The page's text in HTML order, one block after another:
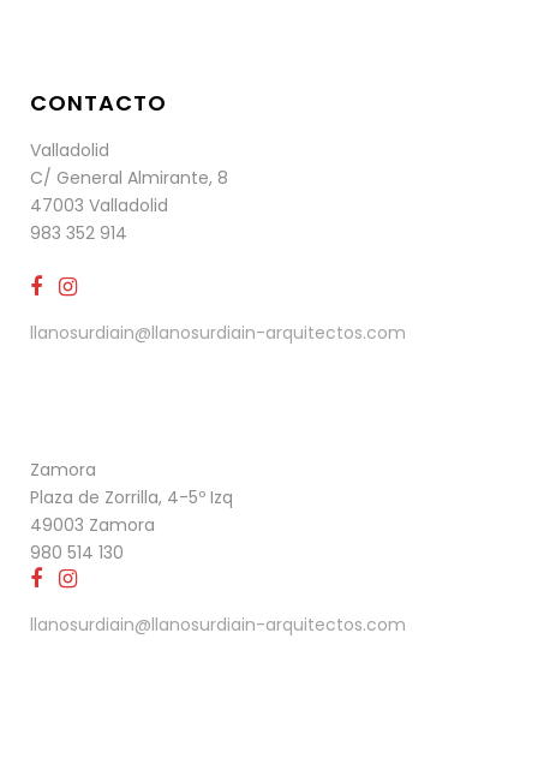
CONTACTO
Valladolid
C/ General Almirante, 8
47003 Valladolid
983 352 914
llanosurdiain@llanosurdiain-arquitectos.com
Zamora
Plaza de Zorrilla, 4-5º Izq
49003 Zamora
980 514 130
llanosurdiain@llanosurdiain-arquitectos.com